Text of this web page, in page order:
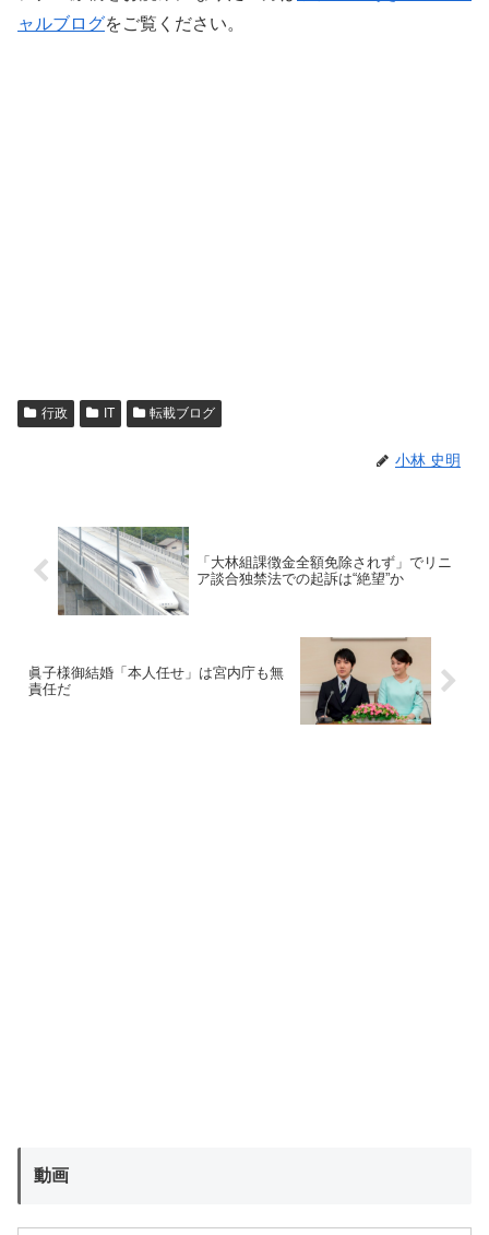
ャルブログをご覧ください。
行政 IT 転載ブログ
小林 史明
「大林組課徴金全額免除されず」でリニ
ア談合独禁法での起訴は“絶望”か
眞子様御結婚「本人任せ」は宮内庁も無
責任だ
動画